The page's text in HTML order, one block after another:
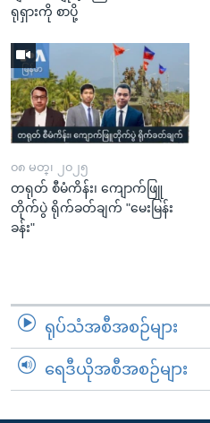
ရုရှားကို စာပို့
၀၈ မတ္၊ ၂၀၂၅
တရုတ် စီမံကိန်း၊ ကျောက်ဖြူ
တိုက်ပွဲ ရိုက်ခတ်ချက် "မေးမြန်း
ခန်း"
ရုပ်သံအစီအစဉ်များ
ရေဒီယိုအစီအစဉ်များ